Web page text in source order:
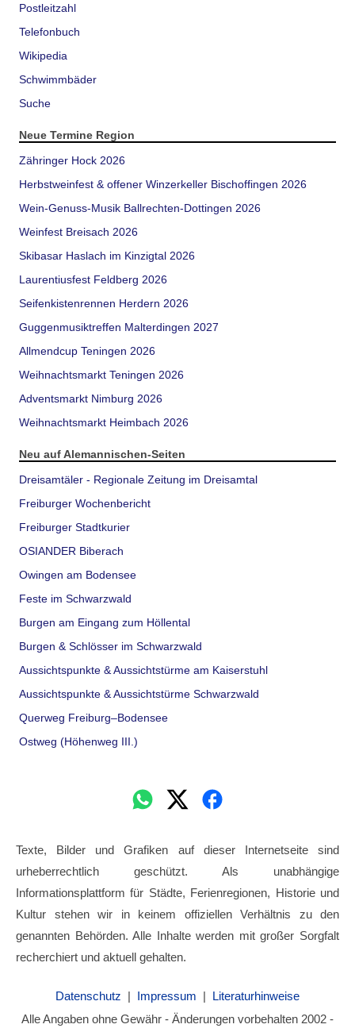
Postleitzahl
Telefonbuch
Wikipedia
Schwimmbäder
Suche
Neue Termine Region
Zähringer Hock 2026
Herbstweinfest & offener Winzerkeller Bischoffingen 2026
Wein-Genuss-Musik Ballrechten-Dottingen 2026
Weinfest Breisach 2026
Skibasar Haslach im Kinzigtal 2026
Laurentiusfest Feldberg 2026
Seifenkistenrennen Herdern 2026
Guggenmusiktreffen Malterdingen 2027
Allmendcup Teningen 2026
Weihnachtsmarkt Teningen 2026
Adventsmarkt Nimburg 2026
Weihnachtsmarkt Heimbach 2026
Neu auf Alemannischen-Seiten
Dreisamtäler - Regionale Zeitung im Dreisamtal
Freiburger Wochenbericht
Freiburger Stadtkurier
OSIANDER Biberach
Owingen am Bodensee
Feste im Schwarzwald
Burgen am Eingang zum Höllental
Burgen & Schlösser im Schwarzwald
Aussichtspunkte & Aussichtstürme am Kaiserstuhl
Aussichtspunkte & Aussichtstürme Schwarzwald
Querweg Freiburg–Bodensee
Ostweg (Höhenweg III.)
Texte, Bilder und Grafiken auf dieser Internetseite sind
urheberrechtlich geschützt. Als unabhängige
Informationsplattform für Städte, Ferienregionen, Historie und
Kultur stehen wir in keinem offiziellen Verhältnis zu den
genannten Behörden. Alle Inhalte werden mit großer Sorgfalt
recherchiert und aktuell gehalten.
Datenschutz | Impressum | Literaturhinweise
Alle Angaben ohne Gewähr - Änderungen vorbehalten 2002 -